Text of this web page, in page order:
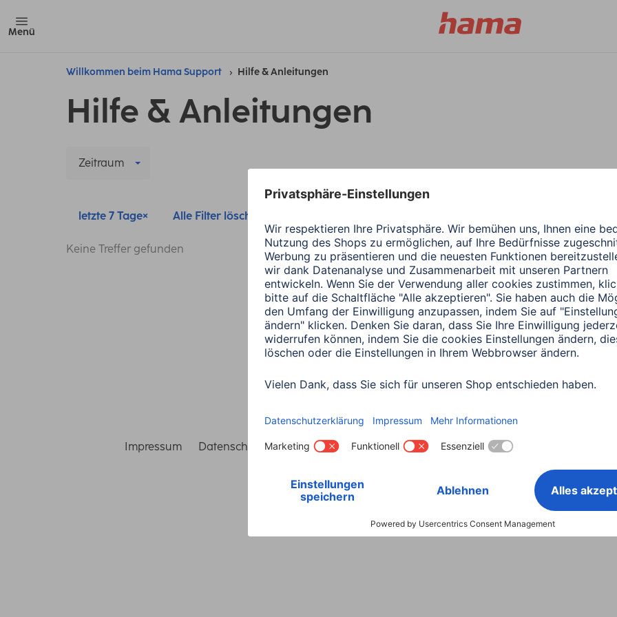
Menü
Willkommen beim Hama Support Hilfe & Anleitungen
Hilfe & Anleitungen
Zeitraum
letzte 7 Tage Alle Filter löschen
Keine Treffer gefunden
Land wählen
Impressum Datenschutz Garantiebestimmungen Konformitätserklärungen